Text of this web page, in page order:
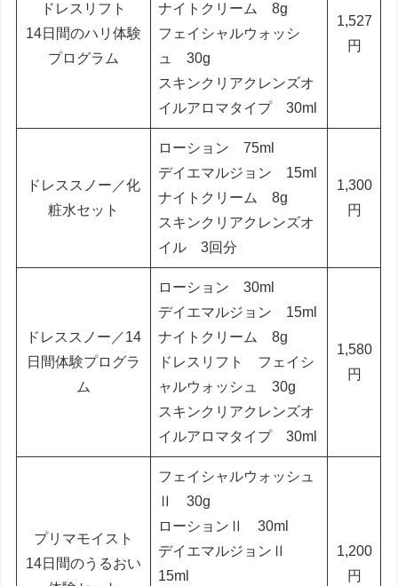
ドレスリフト
14日間のハリ体験
プログラム
ナイトクリーム 8g
フェイシャルウォッシ
ュ 30g
スキンクリアクレンズオ
イルアロマタイプ 30ml
1,527
円
ドレススノー／化
粧水セット
ローション 75ml
デイエマルジョン 15ml
ナイトクリーム 8g
スキンクリアクレンズオ
イル 3回分
1,300
円
ドレススノー／14
日間体験プログラ
ム
ローション 30ml
デイエマルジョン 15ml
ナイトクリーム 8g
ドレスリフト フェイシ
ャルウォッシュ 30g
スキンクリアクレンズオ
イルアロマタイプ 30ml
1,580
円
プリマモイスト
14日間のうるおい
フェイシャルウォッシュ
Ⅱ 30g
ローションⅡ 30ml
デイエマルジョンⅡ
15ml
1,200
円